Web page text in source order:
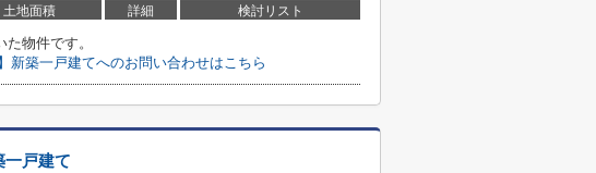
土地面積 詳細 検討リスト
物件です。
新築一戸建てへのお問い合わせはこちら
一戸建て